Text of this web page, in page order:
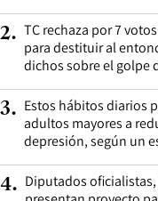
2. TC rechaza por 7
para destituir al
dichos sobre el golpe
3. Estos hábitos diarios
adultos mayores a
depresión, según un
4. Diputados